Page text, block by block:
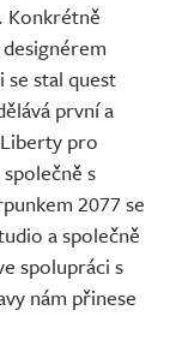
Konkrétně
se stal quest
první a
pro
s
2077 se
a společně
spolupráci s
nám přinese